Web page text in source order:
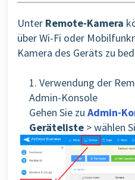
Unter Remote-Kamera
über Wi-Fi oder
Kamera des Geräts zu
1. Verwendung der
Admin-Konsole
Gehen Sie zu Admin-
Geräteliste > wählen